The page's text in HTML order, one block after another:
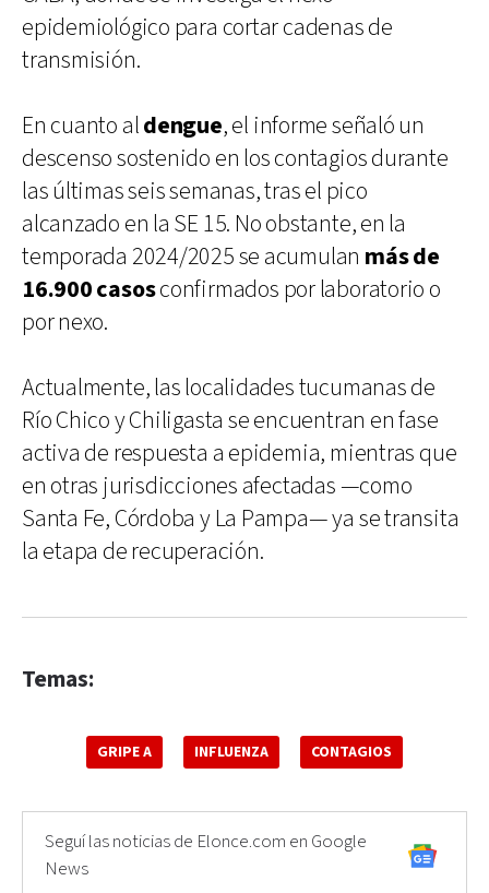
epidemiológico para cortar cadenas de
transmisión.
En cuanto aldengue, el informe señaló un
descenso sostenido en los contagios durante
las últimas seis semanas, tras el pico
alcanzado en la SE 15. No obstante, en la
temporada 2024/2025 se acumulan más de
16.900 casosconfirmados por laboratorio o
por nexo.
Actualmente, las localidades tucumanas de
Río Chico y Chiligasta se encuentran en fase
activa de respuesta a epidemia, mientras que
en otras jurisdicciones afectadas —como
Santa Fe, Córdoba y La Pampa— ya se transita
la etapa de recuperación.
Temas:
GRIPE A INFLUENZA CONTAGIOS
Seguí las noticias de Elonce.com en Google
News